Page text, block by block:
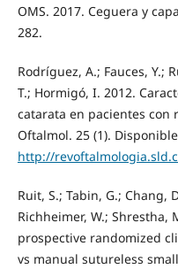
OMS. 2017. Ceguera y
282.
Rodríguez, A.; Fauces, Y.;
T.; Hormigó, I. 2012.
catarata en pacientes con
Oftalmol. 25 (1).
http://
Ruit, S.; Tabin, G.; Chang,
Richheimer, W.; Shrestha,
prospective randomized
vs manual sutureless